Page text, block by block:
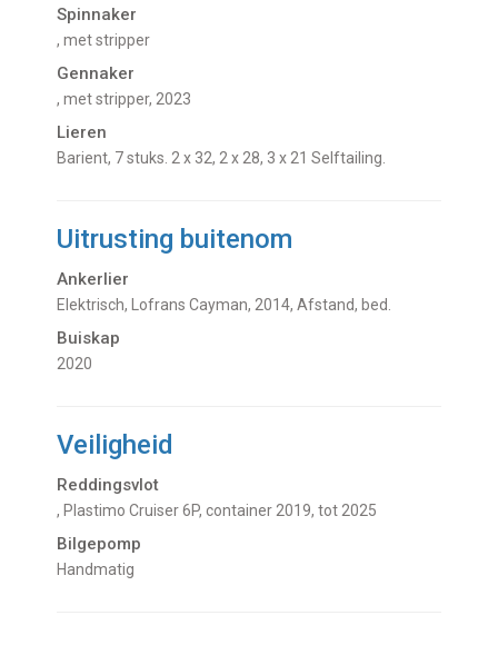
Spinnaker
, met stripper
Gennaker
, met stripper, 2023
Lieren
Barient, 7 stuks. 2 x 32, 2 x 28, 3 x 21 Selftailing.
Uitrusting buitenom
Ankerlier
Elektrisch, Lofrans Cayman, 2014, Afstand, bed.
Buiskap
2020
Veiligheid
Reddingsvlot
, Plastimo Cruiser 6P, container 2019, tot 2025
Bilgepomp
Handmatig